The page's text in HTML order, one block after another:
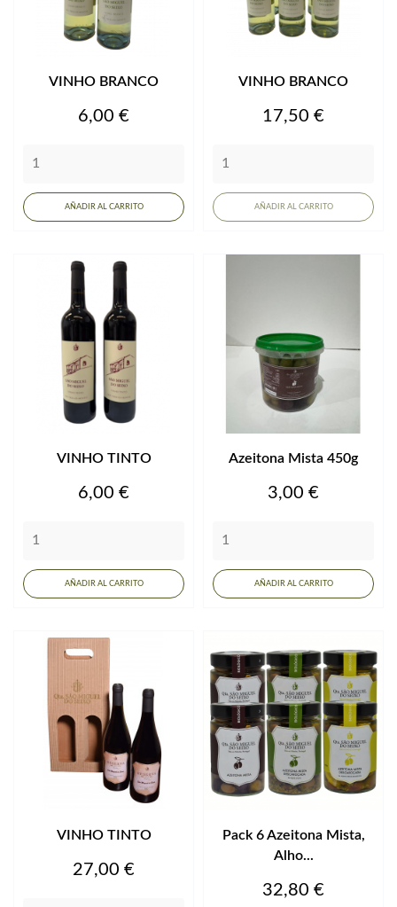
VINHO BRANCO
Precio
6,00 €
AÑADIR AL CARRITO
VINHO BRANCO
Precio
17,50 €
AÑADIR AL CARRITO
VINHO TINTO
Precio
6,00 €
AÑADIR AL CARRITO
Azeitona Mista 450g
Precio
3,00 €
AÑADIR AL CARRITO
VINHO TINTO
Precio
27,00 €
Pack 6 Azeitona Mista,
Alho...
Precio
32,80 €